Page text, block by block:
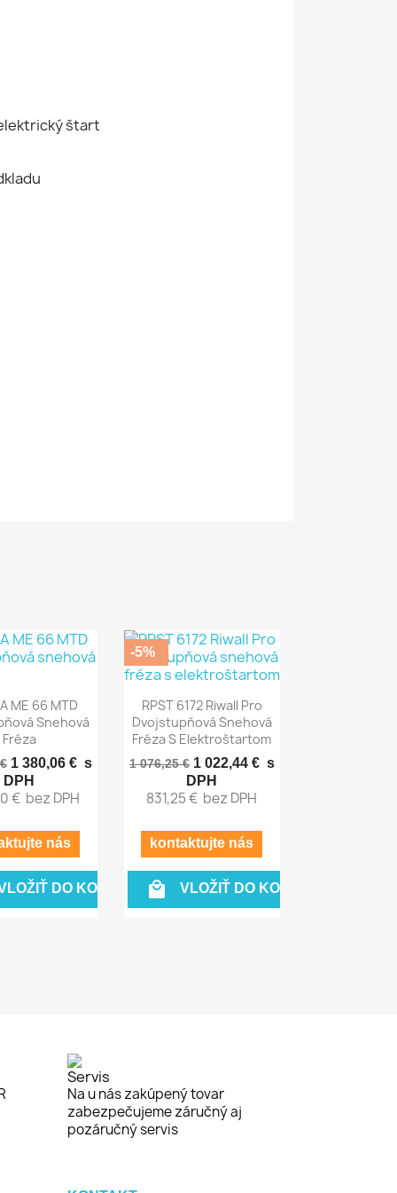
štart
náhľad
ME 66 MTD
Snehová
Fréza
1 380,06 € s
DPH
€ bez DPH
nás
DO KOŠÍKA
Rýchly náhľad
RPST 6172 Riwall Pro
Dvojstupňová Snehová
Fréza S Elektroštartom
1 076,25 € 1 022,44 € s
DPH
831,25 € bez DPH
kontaktujte nás
 VLOŽIŤ DO KOŠÍKA
-5%
Servis
Na u nás zakúpený tovar
zabezpečujeme záručný aj
pozáručný servis